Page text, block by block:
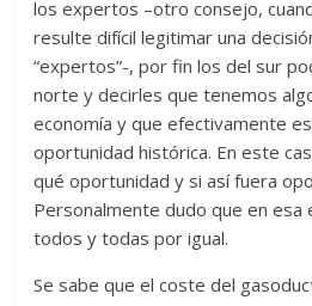
los expertos –otro consejo,
resulte difícil legitimar una
“expertos”-, por fin los del sur
norte y decirles que tenemos
economía y que efectivamente
oportunidad histórica. En este
qué oportunidad y si así fuera
Personalmente dudo que en esa
todos y todas por igual.
Se sabe que el coste del